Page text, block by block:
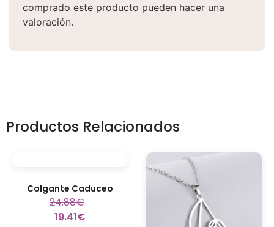
comprado este producto pueden hacer una
valoración.
Productos Relacionados
Colgante Caduceo
24.88€
19.41€